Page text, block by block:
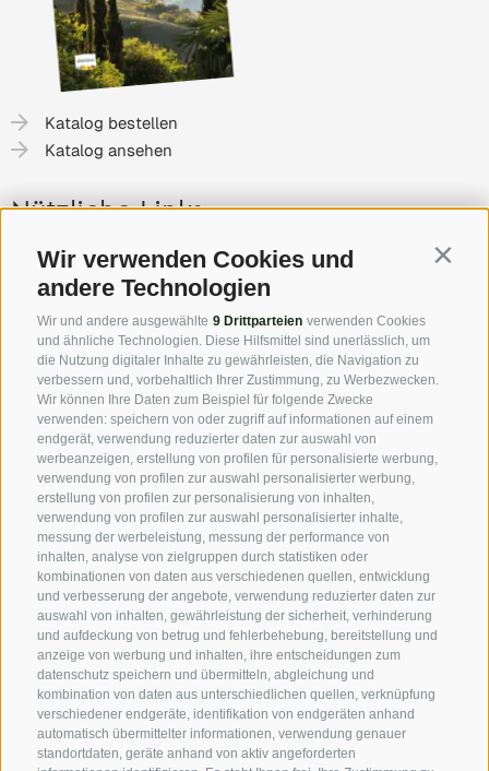
Wir verwenden Cookies und
andere Technologien
Wir und andere ausgewählte 9 Drittparteien verwenden Cookies
und ähnliche Technologien. Diese Hilfsmittel sind unerlässlich, um
die Nutzung digitaler Inhalte zu gewährleisten, die Navigation zu
verbessern und, vorbehaltlich Ihrer Zustimmung, zu Werbezwecken.
Wir können Ihre Daten zum Beispiel für folgende Zwecke
verwenden: speichern von oder zugriff auf informationen auf einem
endgerät, verwendung reduzierter daten zur auswahl von
werbeanzeigen, erstellung von profilen für personalisierte werbung,
verwendung von profilen zur auswahl personalisierter werbung,
erstellung von profilen zur personalisierung von inhalten,
verwendung von profilen zur auswahl personalisierter inhalte,
messung der werbeleistung, messung der performance von
inhalten, analyse von zielgruppen durch statistiken oder
kombinationen von daten aus verschiedenen quellen, entwicklung
und verbesserung der angebote, verwendung reduzierter daten zur
auswahl von inhalten, gewährleistung der sicherheit, verhinderung
und aufdeckung von betrug und fehlerbehebung, bereitstellung und
anzeige von werbung und inhalten, ihre entscheidungen zum
datenschutz speichern und übermitteln, abgleichung und
kombination von daten aus unterschiedlichen quellen, verknüpfung
verschiedener endgeräte, identifikation von endgeräten anhand
automatisch übermittelter informationen, verwendung genauer
standortdaten, geräte anhand von aktiv angeforderten
Katalog bestellen
Katalog ansehen
Nützliche Links
Gutschein
Anreise nach Südtirol
Presse
Highlights & Veranstaltungen
Partner
Über uns
VPS-Verband der Privatvermieter
Mitgliedschaft
Folge uns auf Facebook und entdecke alle Angebote,
neuen Mitglieder und Südtirol-Insider-Tipps als erster!
Authentische Bilder - eben das „echte“ Südtirol aus der
Sicht unserer Privatvermieter.